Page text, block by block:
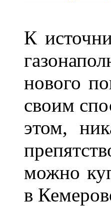
К
нового
своим
этом,
можно
в